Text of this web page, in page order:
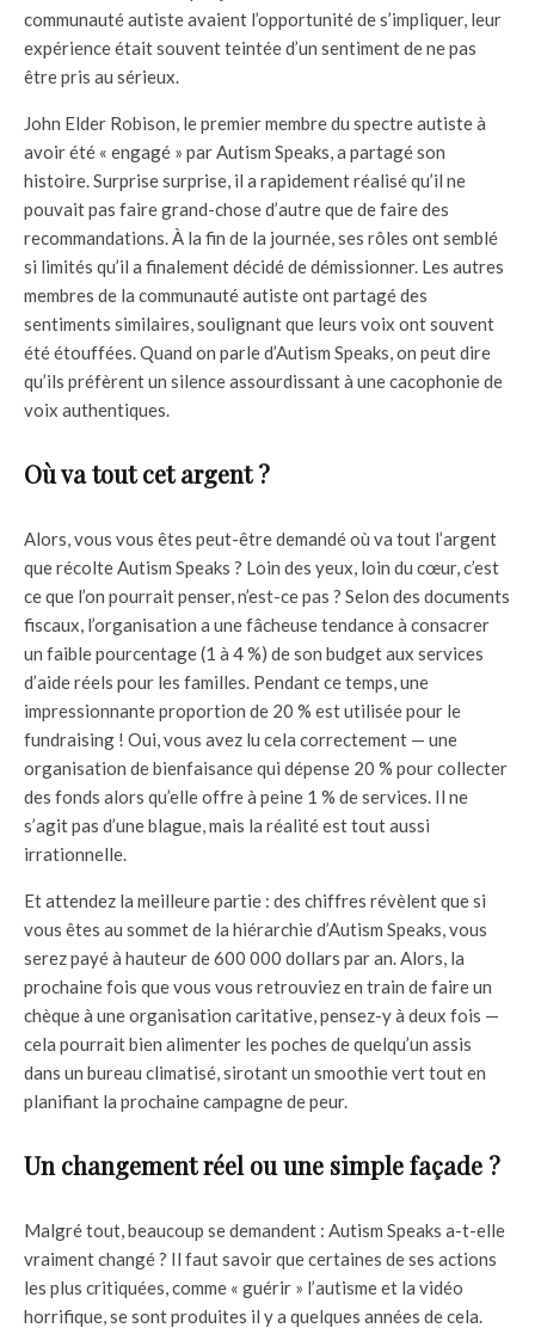
communauté autiste avaient l’opportunité de s’impliquer, leur
expérience était souvent teintée d’un sentiment de ne pas
être pris au sérieux.
John Elder Robison, le premier membre du spectre autiste à
avoir été « engagé » par Autism Speaks, a partagé son
histoire. Surprise surprise, il a rapidement réalisé qu’il ne
pouvait pas faire grand-chose d’autre que de faire des
recommandations. À la fin de la journée, ses rôles ont semblé
si limités qu’il a finalement décidé de démissionner. Les autres
membres de la communauté autiste ont partagé des
sentiments similaires, soulignant que leurs voix ont souvent
été étouffées. Quand on parle d’Autism Speaks, on peut dire
qu’ils préfèrent un silence assourdissant à une cacophonie de
voix authentiques.
Où va tout cet argent ?
Alors, vous vous êtes peut-être demandé où va tout l’argent
que récolte Autism Speaks ? Loin des yeux, loin du cœur, c’est
ce que l’on pourrait penser, n’est-ce pas ? Selon des documents
fiscaux, l’organisation a une fâcheuse tendance à consacrer
un faible pourcentage (1 à 4 %) de son budget aux services
d’aide réels pour les familles. Pendant ce temps, une
impressionnante proportion de 20 % est utilisée pour le
fundraising ! Oui, vous avez lu cela correctement — une
organisation de bienfaisance qui dépense 20 % pour collecter
des fonds alors qu’elle offre à peine 1 % de services. Il ne
s’agit pas d’une blague, mais la réalité est tout aussi
irrationnelle.
Et attendez la meilleure partie : des chiffres révèlent que si
vous êtes au sommet de la hiérarchie d’Autism Speaks, vous
serez payé à hauteur de 600 000 dollars par an. Alors, la
prochaine fois que vous vous retrouviez en train de faire un
chèque à une organisation caritative, pensez-y à deux fois —
cela pourrait bien alimenter les poches de quelqu’un assis
dans un bureau climatisé, sirotant un smoothie vert tout en
planifiant la prochaine campagne de peur.
Un changement réel ou une simple façade ?
Malgré tout, beaucoup se demandent : Autism Speaks a-t-elle
vraiment changé ? Il faut savoir que certaines de ses actions
les plus critiquées, comme « guérir » l’autisme et la vidéo
horrifique, se sont produites il y a quelques années de cela.